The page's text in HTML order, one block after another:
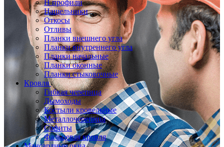
Н профили
Нащельники
Откосы
Отливы
Планки внешнего угла
Планки внутреннего угла
Планки начальные
Планки оконные
Планки стыковочные
Кровля
Гибкая черепица
Дымоходы
Костыли кровельные
Металлочерепица
Софиты
Фальцевая кровля